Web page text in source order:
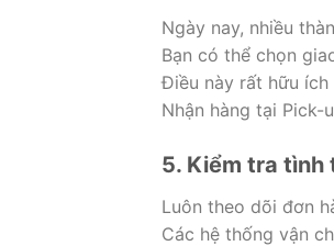
Ngày nay, nhiều
Bạn có thể chọn
Điều này rất hữu ích
Nhận hàng tại Pick-
5. Kiểm tra tình
Luôn theo dõi đơn
Các hệ thống vận